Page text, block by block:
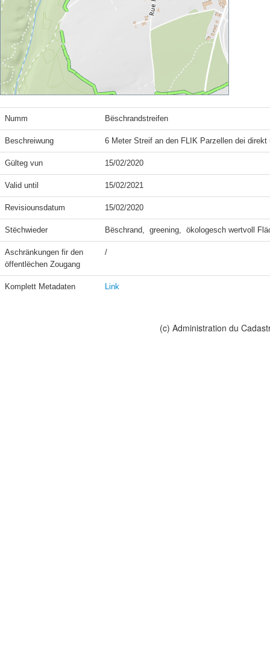
Numm Bëschrandstreifen
Beschreiwung 6 Meter Streif an den FLIK Parzellen dei direkt
Gülteg vun 15/02/2020
Valid until 15/02/2021
Revisiounsdatum 15/02/2020
Stëchwieder Bëschrand,  greening,  ökologesch wertvoll
Aschränkungen fir den
öffentlëchen Zougang
/
Komplett Metadaten Link
(c) Administration du